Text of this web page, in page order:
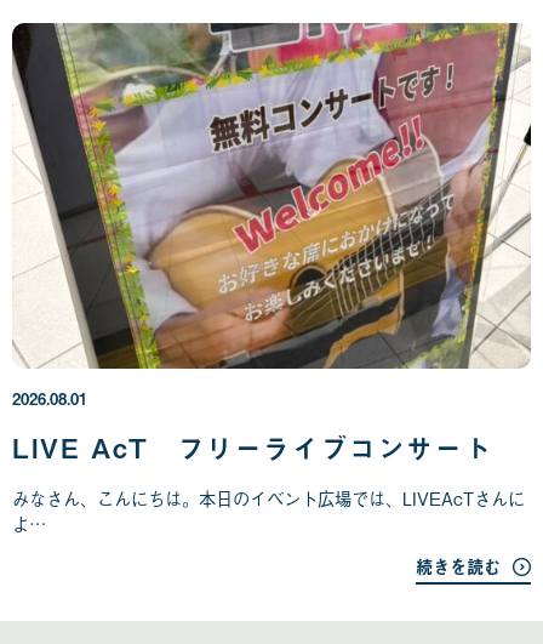
LIVE AcT フリーライブコンサート
みなさん、こんにちは。本日のイベント広場では、LIVEAcTさんに
よ…
続きを読む
2026.08.01
2
6
年
0
8
月
1
日